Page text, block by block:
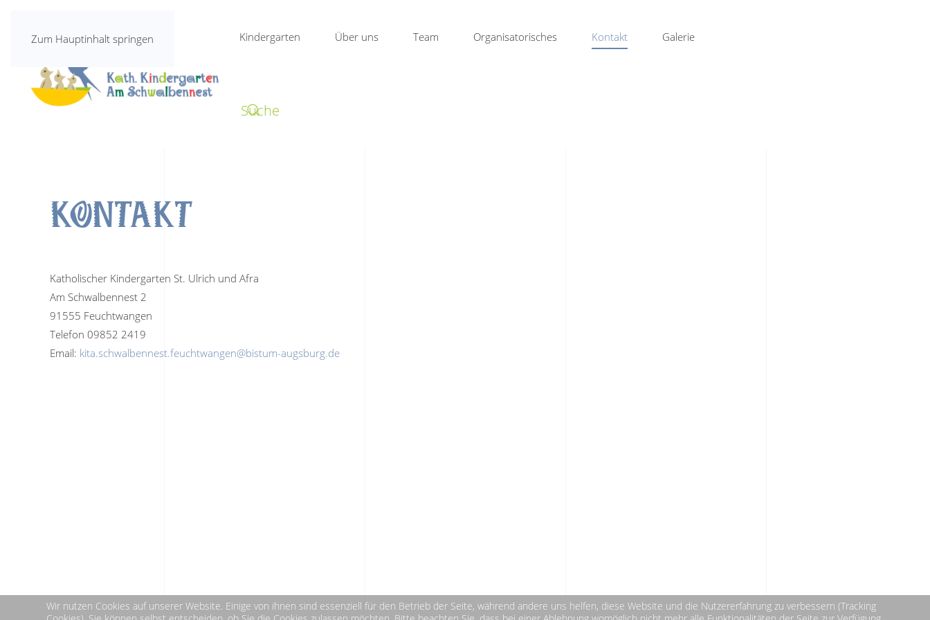
Zum Hauptinhalt springen Kindergarten Über uns Team Organisatorisches Kontakt Galerie
KONTAKT
Katholischer Kindergarten St. Ulrich und Afra
Am Schwalbennest 2
91555 Feuchtwangen
Telefon 09852 2419
Email: kita.schwalbennest.feuchtwangen@bistum-augsburg.de
Wir nutzen Cookies auf unserer Website. Einige von ihnen sind essenziell für den Betrieb der Seite, während andere uns helfen, diese Website und die Nutzererfahrung zu verbessern (Tracking